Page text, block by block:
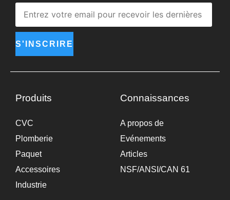
S'INSCRIRE
Produits
CVC
Plomberie
Paquet
Accessoires
Industrie
Connaissances
A propos de
Evénements
Articles
NSF/ANSI/CAN 61